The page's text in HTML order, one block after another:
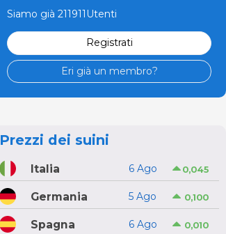
Siamo già 211911Utenti
Registrati
Eri già un membro?
Prezzi dei suini
Italia 6 Ago 0,045
Germania 5 Ago 0,100
Spagna 6 Ago 0,010